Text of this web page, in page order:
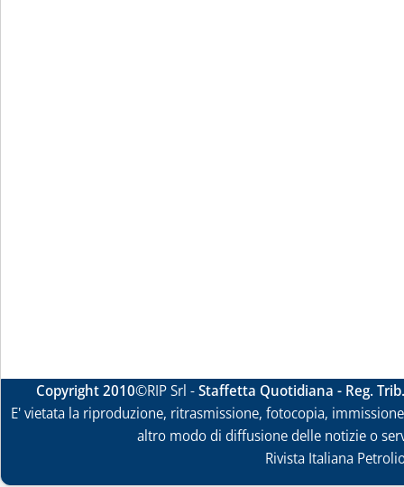
Copyright 2010©RIP Srl -Staffetta Quotidiana - Reg.
E' vietata la riproduzione, ritrasmissione, fotocopia,
altro modo di diffusione delle notizie o
Rivista Italiana